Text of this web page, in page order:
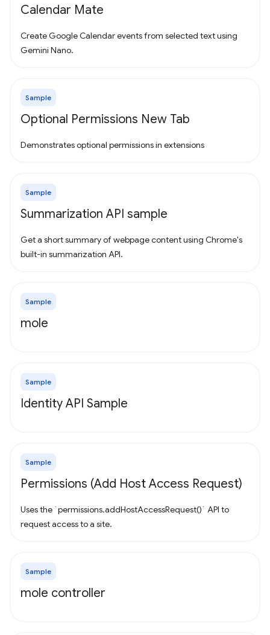
Calendar Mate
Create Google Calendar events from selected text using
Gemini Nano.
Sample
Optional Permissions New Tab
Demonstrates optional permissions in extensions
Sample
Summarization API sample
Get a short summary of webpage content using Chrome's
built-in summarization API.
Sample
mole
Sample
Identity API Sample
Sample
Permissions (Add Host Access Request)
Uses the `permissions.addHostAccessRequest()` API to
request access to a site.
Sample
mole controller